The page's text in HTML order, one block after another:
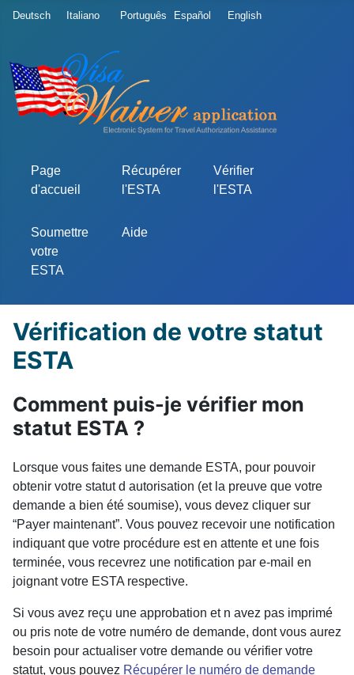
Sélectionnez votre langue
Deutsch Italiano Português Español English
Page
d'accueil
Récupérer
l'ESTA
Vérifier
l'ESTA
Soumettre
votre
ESTA
Aide
Vérification de votre statut
ESTA
Comment puis-je vérifier mon
statut ESTA ?
Lorsque vous faites une demande ESTA, pour pouvoir
obtenir votre statut d autorisation (et la preuve que votre
demande a bien été soumise), vous devez cliquer sur
“Payer maintenant”. Vous pouvez recevoir une notification
indiquant que votre procédure est en attente et une fois
terminée, vous recevrez une notification par e-mail en
joignant votre ESTA respective.
Si vous avez reçu une approbation et n avez pas imprimé
ou pris note de votre numéro de demande, dont vous aurez
besoin pour actualiser votre demande ou vérifier votre
statut, vous pouvez Récupérer le numéro de demande